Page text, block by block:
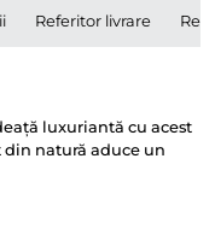
Referitor livrare
luxuriantă cu acest
natură aduce un